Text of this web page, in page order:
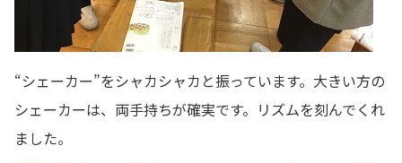
“シェーカー”をシャカシャカと振っています。大きい方の
シェーカーは、両手持ちが確実です。リズムを刻んでくれ
ました。